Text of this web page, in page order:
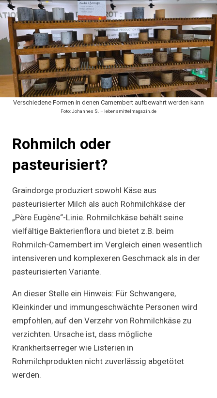
Verschiedene Formen in denen Camembert aufbewahrt werden kann
Foto: Johannes S. – lebensmittelmagazin.de
Rohmilch oder
pasteurisiert?
Graindorge produziert sowohl Käse aus
pasteurisierter Milch als auch Rohmilchkäse der
„Père Eugène“-Linie. Rohmilchkäse behält seine
vielfältige Bakterienflora und bietet z.B. beim
Rohmilch-Camembert im Vergleich einen wesentlich
intensiveren und komplexeren Geschmack als in der
pasteurisierten Variante.
An dieser Stelle ein Hinweis: Für Schwangere,
Kleinkinder und immungeschwächte Personen wird
empfohlen, auf den Verzehr von Rohmilchkäse zu
verzichten. Ursache ist, dass mögliche
Krankheitserreger wie Listerien in
Rohmilchprodukten nicht zuverlässig abgetötet
werden.